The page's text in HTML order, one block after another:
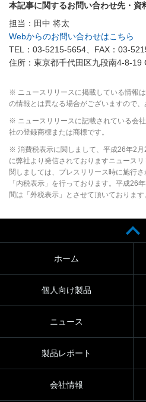
本記事に関するお問い合わせ先・資
担当：田中 将太
Webからのお問い合わせはこちら
TEL：03-5215-5654、FAX：03-
住所：東京都千代田区九段南4-8-19
※ ニュースリリースに掲載している情報
の情報とは異なる場合がございますので、
※ ニュースリリースに記載されている会
社の登録商標または商標です。
※ 消費税表示に関しまして、平成26年2
に弊社より発信されておりますニュース
関しましては、プレスリリース時に施行
「内税表示」を行っております。平成26
間は「外税表示」とさせて頂いております
ホーム
個人向け製品
ニュース
製品レポート
会社情報